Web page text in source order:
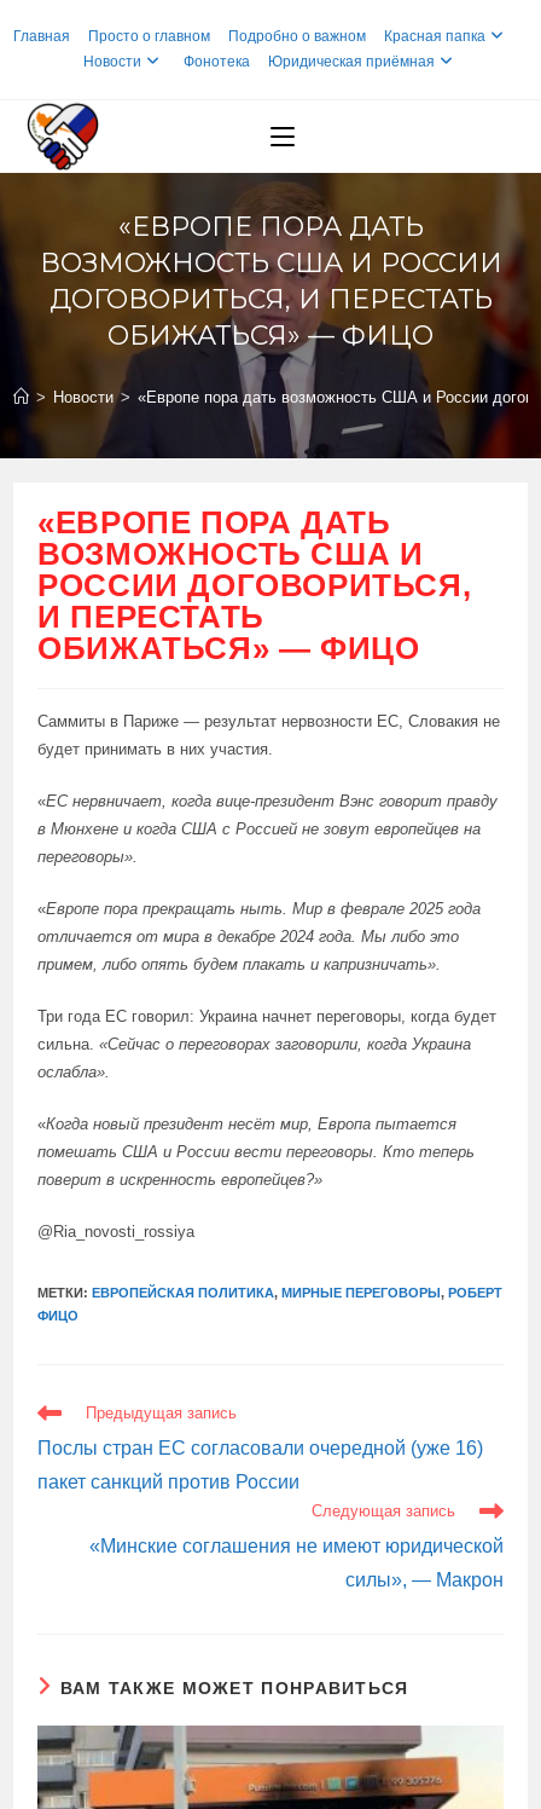
Главная Просто о главном Подробно о важном
Красная папка
Новости
Фонотека Юридическая приёмная
«ЕВРОПЕ ПОРА ДАТЬ
ВОЗМОЖНОСТЬ США И РОССИИ
ДОГОВОРИТЬСЯ, И ПЕРЕСТАТЬ
ОБИЖАТЬСЯ» — ФИЦО
> Новости > «Европе пора дать возможность США и России
«ЕВРОПЕ ПОРА ДАТЬ
ВОЗМОЖНОСТЬ США И
РОССИИ ДОГОВОРИТЬСЯ,
И ПЕРЕСТАТЬ
ОБИЖАТЬСЯ» — ФИЦО
Саммиты в Париже — результат нервозности ЕС, Словакия не
будет принимать в них участия.
«ЕС нервничает, когда вице-президент Вэнс говорит правду
в Мюнхене и когда США с Россией не зовут европейцев на
переговоры».
«Европе пора прекращать ныть. Мир в феврале 2025 года
отличается от мира в декабре 2024 года. Мы либо это
примем, либо опять будем плакать и капризничать».
Три года ЕС говорил: Украина начнет переговоры, когда будет
сильна.«Сейчас о переговорах заговорили, когда Украина
ослабла».
«Когда новый президент несёт мир, Европа пытается
помешать США и России вести переговоры. Кто теперь
поверит в искренность европейцев?»
@Ria_novosti_rossiya
МЕТКИ:ЕВРОПЕЙСКАЯ ПОЛИТИКА, МИРНЫЕ ПЕРЕГОВОРЫ, РОБЕРТ
ФИЦО
ЕЩЕ
СТАТЬИ
Предыдущая запись
Послы стран ЕС согласовали очередной (уже 16)
пакет санкций против России
Следующая запись
«Минские соглашения не имеют юридической
силы», — Макрон
ВАМ ТАКЖЕ МОЖЕТ ПОНРАВИТЬСЯ